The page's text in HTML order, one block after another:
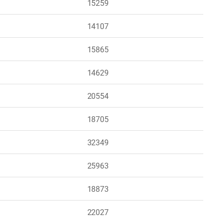
15259
14107
15865
14629
20554
18705
32349
25963
18873
22027